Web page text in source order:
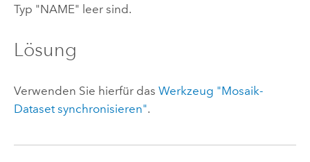
Typ "NAME" leer sind.
Lösung
Verwenden Sie hierfür das Werkzeug "Mosaik-
Dataset synchronisieren".